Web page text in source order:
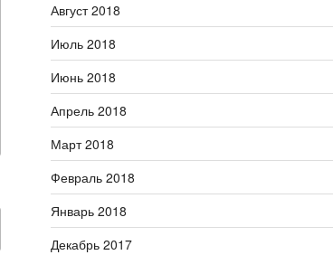
Август 2018
Июль 2018
Июнь 2018
Апрель 2018
Март 2018
Февраль 2018
Январь 2018
Декабрь 2017